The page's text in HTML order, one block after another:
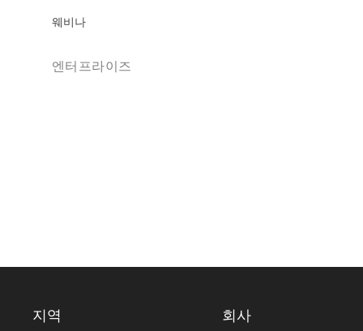
웨비나
엔터프라이즈
지역 회사